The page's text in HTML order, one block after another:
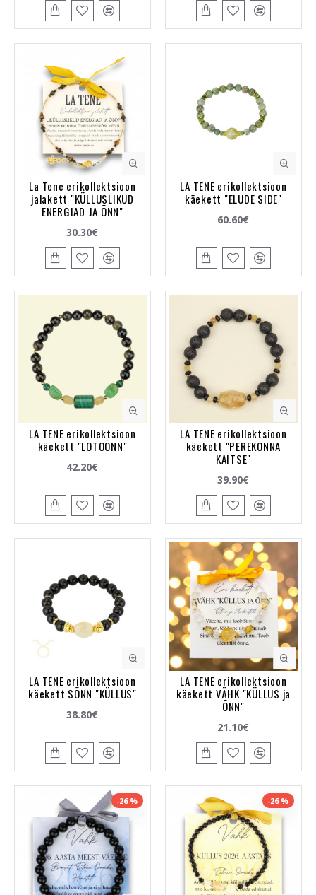
La Tene erikollektsioon
jalakett "KÜLLUSLIKUD
ENERGIAD JA ÕNN"
30.30€
LA TENE erikollektsioon
käekett "ELUDE SIDE"
60.60€
LA TENE erikollektsioon
käekett "LOTOÕNN"
42.20€
LA TENE erikollektsioon
käekett "PEREKONNA
KAITSE"
39.90€
LA TENE erikollektsioon
käekett SÕNN "KÜLLUS"
38.80€
LA TENE erikollektsioon
käekett VÄHK "KÜLLUS ja
ÕNN"
21.10€
-26 % -26 %